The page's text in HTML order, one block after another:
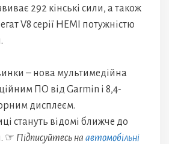
292 кінські сили, а також
V8 серії HEMI потужністю
– нова мультимедійна
ПО від Garmin і 8,4-
дисплеєм.
стануть відомі ближче до
☞ Підписуйтесь на автомобільні